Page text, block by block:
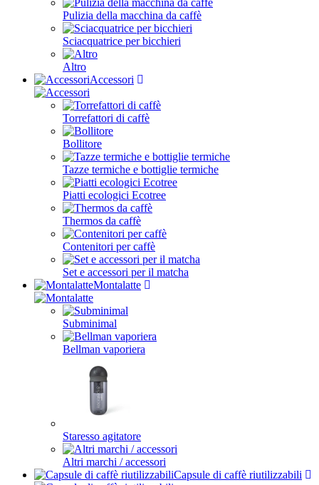
Pulizia della macchina da caffè
Sciacquatrice per bicchieri
Altro
Accessori
Torrefattori di caffè
Bollitore
Tazze termiche e bottiglie termiche
Piatti ecologici Ecotree
Thermos da caffè
Contenitori per caffè
Set e accessori per il matcha
Montalatte
Subminimal
Bellman vaporiera
Staresso agitatore
Altri marchi / accessori
Capsule di caffè riutilizzabili